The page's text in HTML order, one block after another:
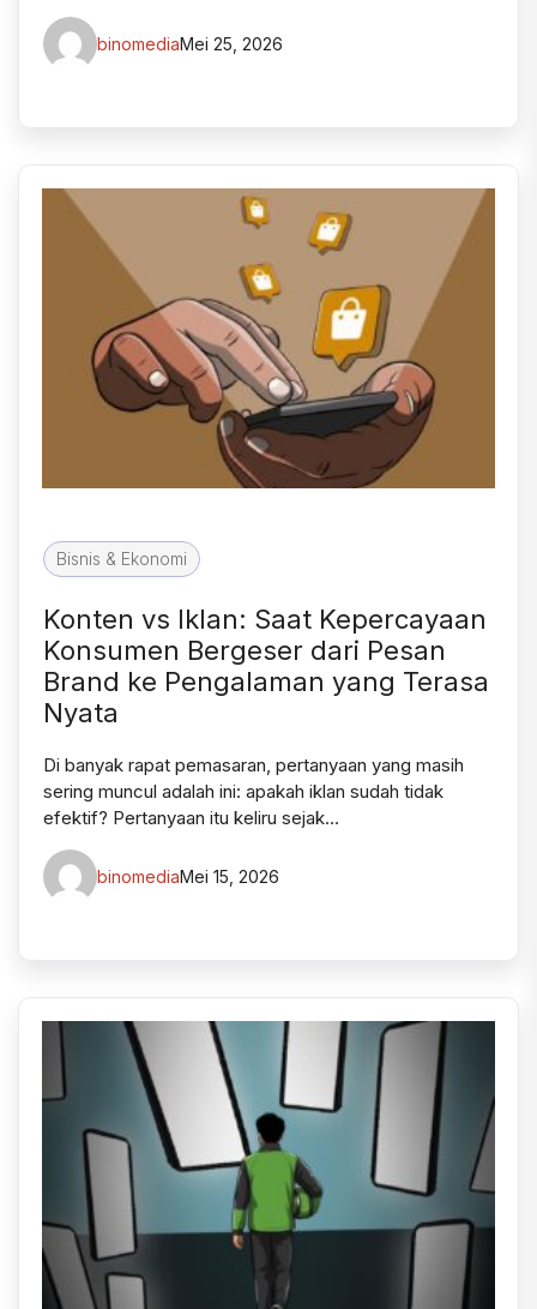
binomediaMei 25, 2026
Bisnis & Ekonomi
Konten vs Iklan: Saat Kepercayaan
Konsumen Bergeser dari Pesan
Brand ke Pengalaman yang Terasa
Nyata
Di banyak rapat pemasaran, pertanyaan yang masih
sering muncul adalah ini: apakah iklan sudah tidak
efektif? Pertanyaan itu keliru sejak…
binomediaMei 15, 2026